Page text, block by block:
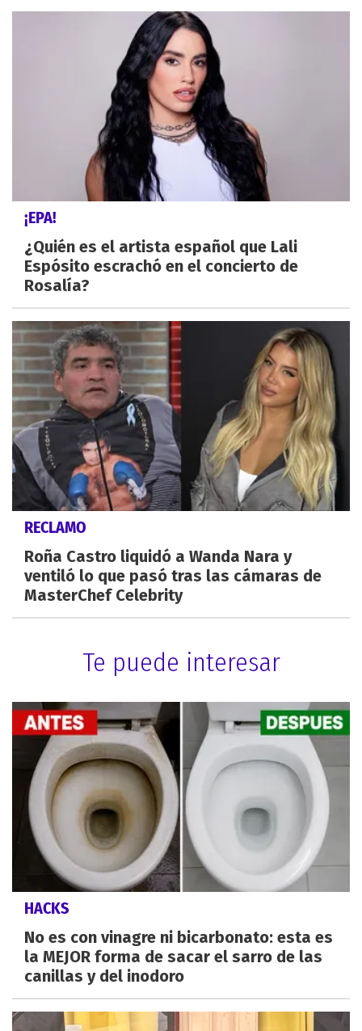
¡EPA!
¿Quién es el artista español que Lali
Espósito escrachó en el concierto de
Rosalía?
RECLAMO
Roña Castro liquidó a Wanda Nara y
ventiló lo que pasó tras las cámaras de
MasterChef Celebrity
Te puede interesar
HACKS
No es con vinagre ni bicarbonato: esta es
la MEJOR forma de sacar el sarro de las
canillas y del inodoro